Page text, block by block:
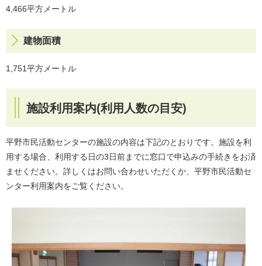
4,466平方メートル
建物面積
1,751平方メートル
施設利用案内(利用人数の目安)
平野市民活動センターの施設の内容は下記のとおりです。施設を利
用する場合、利用する日の3日前までに窓口で申込みの手続きをお済
ませください。詳しくはお問い合わせいただくか、平野市民活動セ
ンター利用案内をご覧ください。